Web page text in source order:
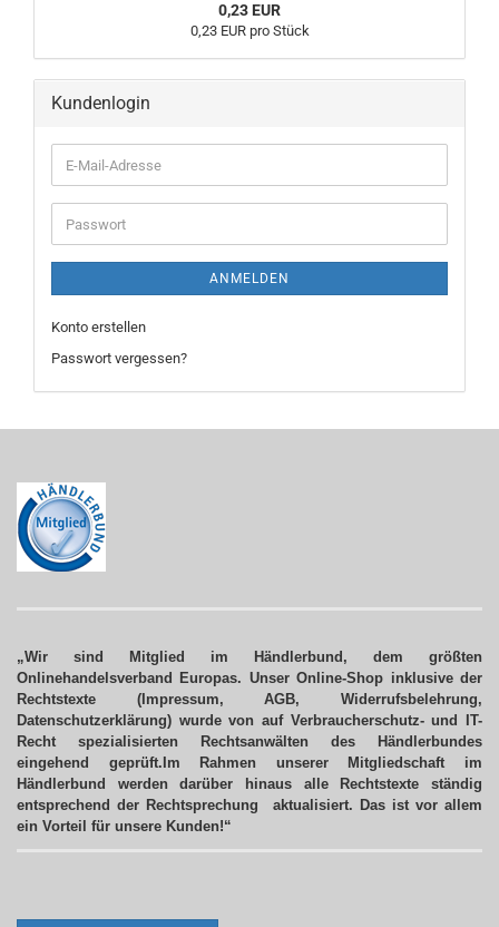
0,23 EUR
0,23 EUR pro Stück
Kundenlogin
E-
Mail-
Adresse
Passwort
ANMELDEN
Konto erstellen
Passwort vergessen?
„Wir sind Mitglied im Händlerbund, dem größten
Onlinehandelsverband Europas. Unser Online-Shop inklusive der
Rechtstexte (Impressum, AGB, Widerrufsbelehrung,
Datenschutzerklärung) wurde von auf Verbraucherschutz- und IT-
Recht spezialisierten Rechtsanwälten des Händlerbundes
eingehend geprüft.Im Rahmen unserer Mitgliedschaft im
Händlerbund werden darüber hinaus alle Rechtstexte ständig
entsprechend der Rechtsprechung aktualisiert. Das ist vor allem
ein Vorteil für unsere Kunden!“